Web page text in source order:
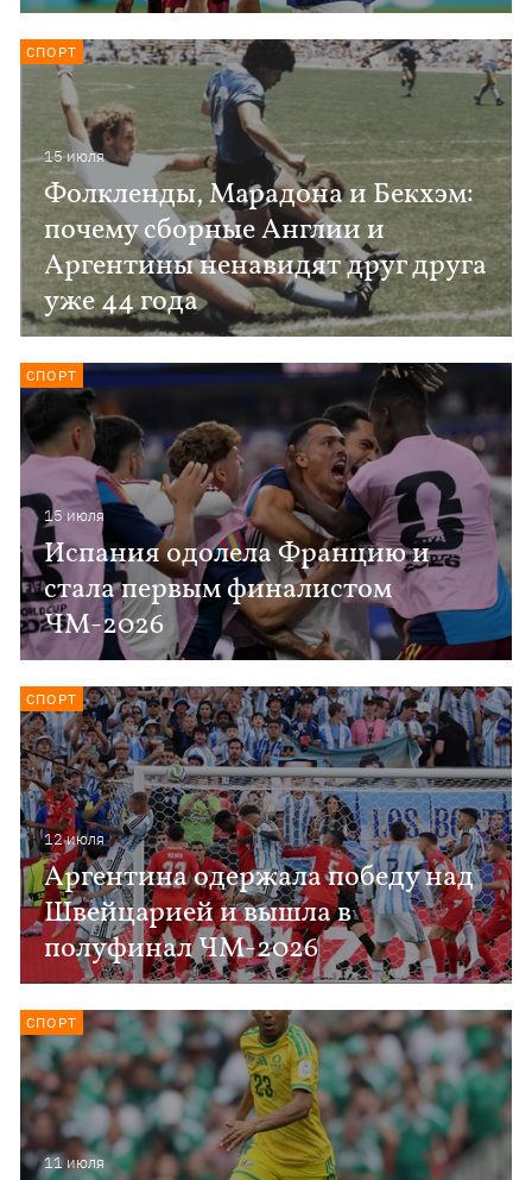
15 июля
Фолкленды, Марадона и Бекхэм:
почему сборные Англии и
Аргентины ненавидят друг друга
уже 44 года
СПОРТ
15 июля
Испания одолела Францию ​​и
стала первым финалистом
ЧМ-2026
СПОРТ
12 июля
Аргентина одержала победу над
Швейцарией и вышла в
полуфинал ЧМ-2026
СПОРТ
11 июля
СПОРТ